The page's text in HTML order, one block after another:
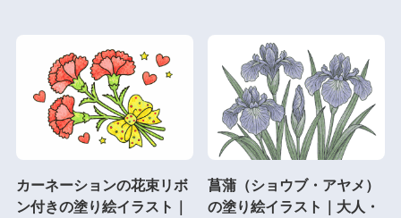
カーネーションの花束リボ
ン付きの塗り絵イラスト｜
菖蒲（ショウブ・アヤメ）
の塗り絵イラスト｜大人・